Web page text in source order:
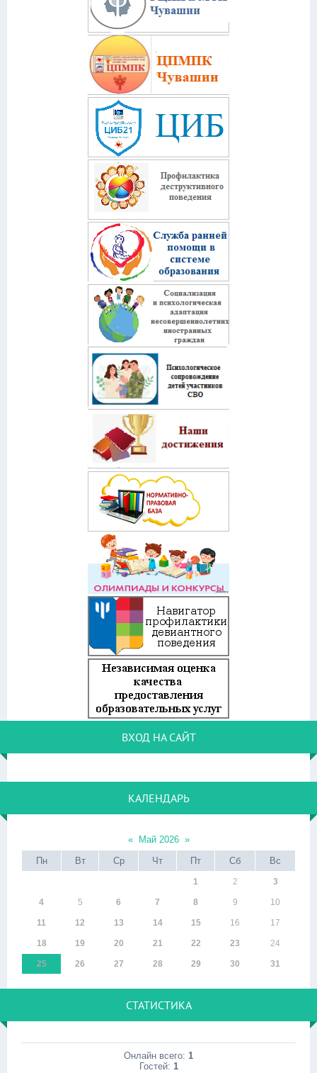
ВХОД НА САЙТ
КАЛЕНДАРЬ
« Май 2026 »
Пн
Вт Ср Чт Пт Сб Вс
1 2 3
4 5 6 7 8 9 10
11 12 13 14 15 16 17
18 19 20 21 22 23 24
25 26 27 28 29 30 31
СТАТИСТИКА
Онлайн всего: 1
Гостей: 1